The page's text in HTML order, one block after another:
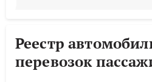
Реестр
перевозок